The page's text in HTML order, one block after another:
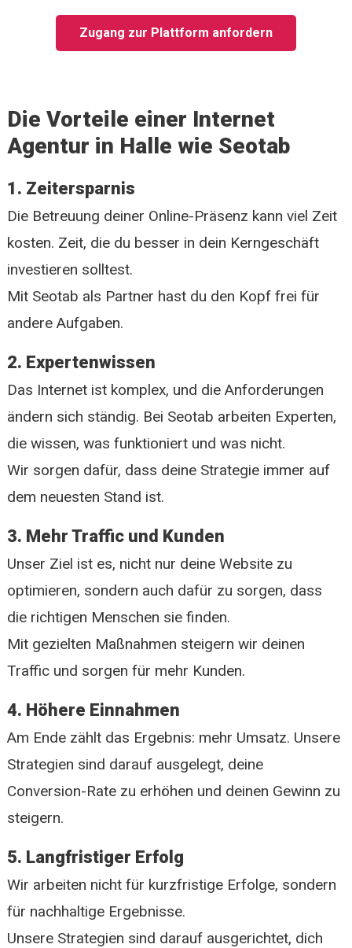
Zugang zur Plattform anfordern
Die Vorteile einer Internet
Agentur in Halle wie Seotab
1. Zeitersparnis
Die Betreuung deiner Online-Präsenz kann viel Zeit
kosten. Zeit, die du besser in dein Kerngeschäft
investieren solltest.
Mit Seotab als Partner hast du den Kopf frei für
andere Aufgaben.
2. Expertenwissen
Das Internet ist komplex, und die Anforderungen
ändern sich ständig. Bei Seotab arbeiten Experten,
die wissen, was funktioniert und was nicht.
Wir sorgen dafür, dass deine Strategie immer auf
dem neuesten Stand ist.
3. Mehr Traffic und Kunden
Unser Ziel ist es, nicht nur deine Website zu
optimieren, sondern auch dafür zu sorgen, dass
die richtigen Menschen sie finden.
Mit gezielten Maßnahmen steigern wir deinen
Traffic und sorgen für mehr Kunden.
4. Höhere Einnahmen
Am Ende zählt das Ergebnis: mehr Umsatz. Unsere
Strategien sind darauf ausgelegt, deine
Conversion-Rate zu erhöhen und deinen Gewinn zu
steigern.
5. Langfristiger Erfolg
Wir arbeiten nicht für kurzfristige Erfolge, sondern
für nachhaltige Ergebnisse.
Unsere Strategien sind darauf ausgerichtet, dich